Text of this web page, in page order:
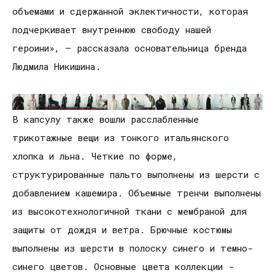
объемами и сдержанной эклектичности, которая
подчеркивает внутреннюю свободу нашей
героини», — рассказала основательница бренда
Людмила Никишина.
В капсулу также вошли расслабленные
трикотажные вещи из тонкого итальянского
хлопка и льна. Четкие по форме,
структурированные пальто выполнены из шерсти с
добавлением кашемира. Объемные тренчи выполнены
из высокотехнологичной ткани с мембраной для
защиты от дождя и ветра. Брючные костюмы
выполнены из шерсти в полоску синего и темно-
синего цветов. Основные цвета коллекции -